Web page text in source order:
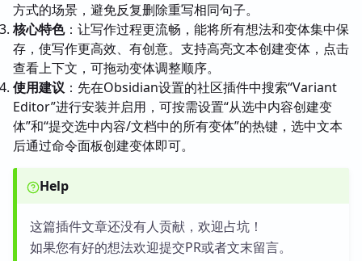
方式的场景，避免反复删除重写相同句子。
核心特色：让写作过程更流畅，能将所有想法和变体集中保
存，使写作更高效、有创意。支持高亮文本创建变体，点击
查看上下文，可拖动变体调整顺序。
使用建议 ：先在Obsidian设置的社区插件中搜索“Variant
Editor”进行安装并启用，可按需设置“从选中内容创建变
体”和“提交选中内容/文档中的所有变体”的热键，选中文本
后通过命令面板创建变体即可。
Help
这篇插件文章还没有人贡献，欢迎占坑！
如果您有好的想法欢迎提交PR或者文末留言。